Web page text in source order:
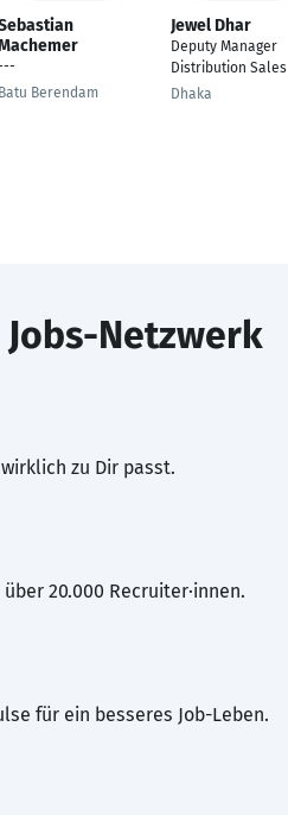
Batu Berendam
Jewel Dhar
Deputy Manager
Distribution Sales
Dhaka
Jobs-Netzwerk
zu Dir passt.
20.000 Recruiter·innen.
für ein besseres Job-Leben.